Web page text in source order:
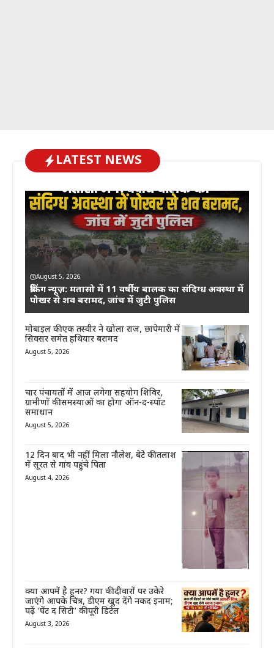
LATEST NEWS
August 5, 2026
ब्रेकिंग न्यूज़: मतासो में 11 वर्षीय बालक का संदिग्ध अवस्था में
पोखर से शव बरामद, जांच में जुटी पुलिस
मोबाइल की एक तस्वीर ने खोला राज, छापेमारी में
सिक्सर समेत हथियार बरामद
August 5, 2026
चार पंचायतों में आज लगेगा सहयोग शिविर,
ग्रामीणों की समस्याओं का होगा ऑन-द-स्पॉट
समाधान
August 5, 2026
12 दिन बाद भी नहीं मिला नौलेश, बेटे की तलाश
में सूरत से गांव पहुंचे पिता
August 4, 2026
क्या आपमें है हुनर? गया की दीवारों पर उकेरे
जाएंगे आपके चित्र, डीएम खुद देंगे नकद इनाम;
पढ़ें ‘पेंट द सिटी’ की पूरी डिटेल
August 3, 2026